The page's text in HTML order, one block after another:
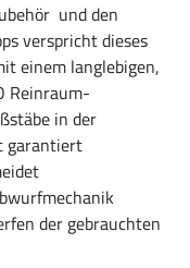
und den
verspricht dieses
einem langlebigen,
Reinraum-
in der
garantiert
der gebrauchten